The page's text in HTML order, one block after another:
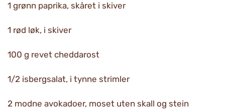
1 grønn paprika, skåret i skiver
1 rød løk, i skiver
100 g revet cheddarost
1/2 isbergsalat, i tynne strimler
2 modne avokadoer, moset uten skall og stein